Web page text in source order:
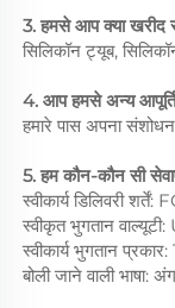
3. हमसे आप क्या खरीद
सिलिकॉन ट्यूब,
4. आप हमसे अन्य
हमारे पास अपना
5. हम कौन-कौन सी
स्वीकार्य डिलिवरी शर्तें:
स्वीकृत भुगतान
स्वीकार्य भुगतान
बोली जाने वाली भाषा: